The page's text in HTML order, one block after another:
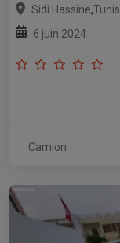
Sidi Hassine,Tunis
6 juin 2024
Camion